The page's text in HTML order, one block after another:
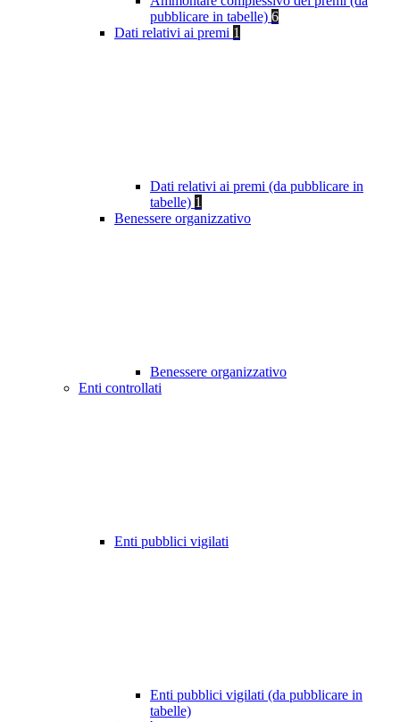
pubblicare in tabelle) 6
Dati relativi ai premi 1
Dati relativi ai premi (da pubblicare in
tabelle) 1
Benessere organizzativo
Benessere organizzativo
Enti controllati
Enti pubblici vigilati
Enti pubblici vigilati (da pubblicare in
tabelle)